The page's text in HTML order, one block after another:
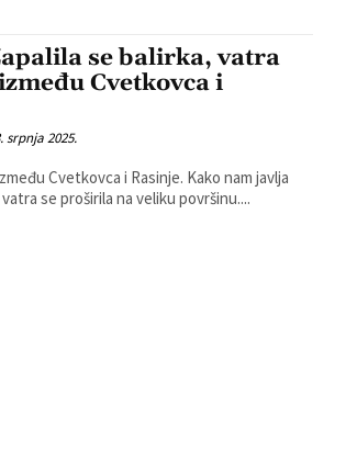
se balirka, vatra
Cvetkovca i
srpnja 2025.
Cvetkovca i Rasinje. Kako nam javlja
se proširila na veliku površinu....